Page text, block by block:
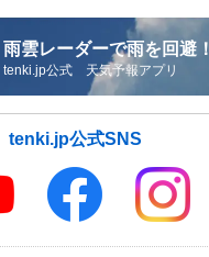
雨雲レーダーで雨を回避！
tenki.jp公式 天気予報アプリ
tenki.jp公式SNS